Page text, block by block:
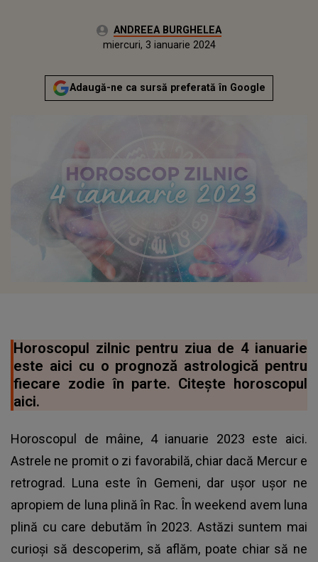
Autor:ANDREEA BURGHELEA
marți, 3 ianuarie 2023Actualizat:
miercuri, 3 ianuarie 2024
Adaugă-ne ca sursă preferată în Google
Horoscopul zilnic pentru ziua de 4 ianuarie
este aici cu o prognoză astrologică pentru
fiecare zodie în parte. Citește horoscopul
aici.
Horoscopul de mâine, 4 ianuarie 2023 este aici.
Astrele ne promit o zi favorabilă, chiar dacă Mercur e
retrograd. Luna este în Gemeni, dar ușor ușor ne
apropiem de luna plină în Rac. În weekend avem luna
plină cu care debutăm în 2023. Astăzi suntem mai
curioși să descoperim, să aflăm, poate chiar să ne